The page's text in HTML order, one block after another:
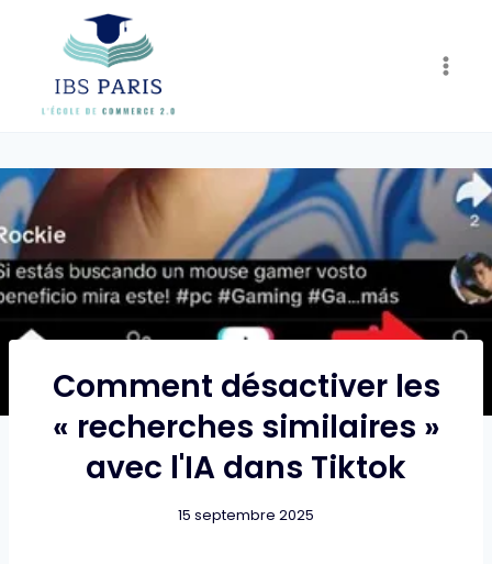
content
Comment désactiver les
« recherches similaires »
avec l'IA dans Tiktok
15 septembre 2025